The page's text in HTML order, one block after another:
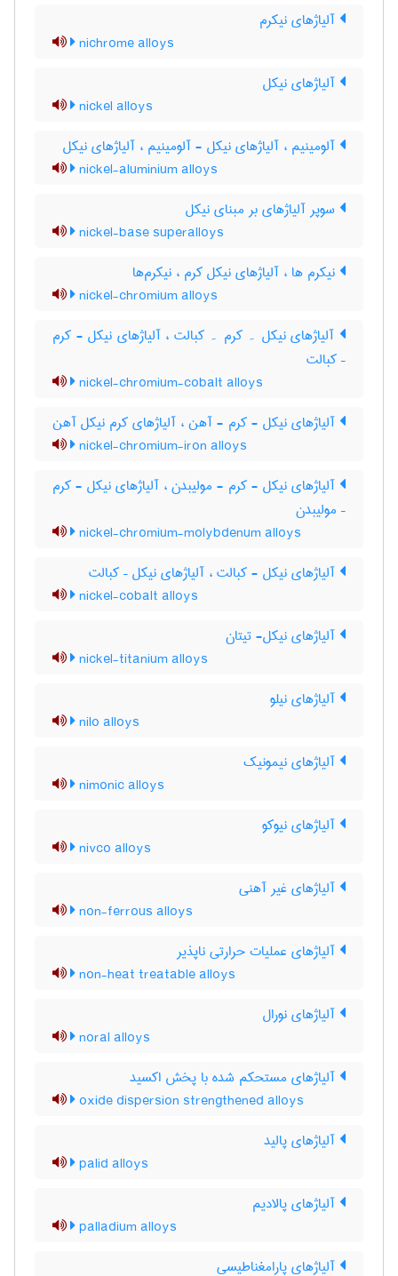
آلیاژهای نیکرم
nichrome alloys
آلیاژهای نیکل
nickel alloys
آلومینیم ، آلیاژهای نیکل - آلومینیم ، آلیاژهای نیکل
nickel-aluminium alloys
سوپر آلیاژهای بر مبنای نیکل
nickel-base superalloys
نیکرم ها ، آلیاژهای نیکل کرم ، نیکرم‌ها
nickel-chromium alloys
آلیاژهای نیکل ۔ کرم ۔ کبالت ، آلیاژهای نیکل - کرم
– کبالت
nickel-chromium-cobalt alloys
آلیاژهای نیکل - کرم - آهن ، آلیاژهای کرم نیکل آهن
nickel-chromium-iron alloys
آلیاژهای نیکل - کرم - مولیبدن ، آلیاژهای نیکل - کرم
– مولیبدن
nickel-chromium-molybdenum alloys
آلیاژهای نیکل - کبالت ، آلیاژهای نیکل – کبالت
nickel-cobalt alloys
آلیاژهای نیکل- تیتان
nickel-titanium alloys
آلیاژهای نیلو
nilo alloys
آلیاژهای نیمونیک
nimonic alloys
آلیاژهای نیوکو
nivco alloys
آلیاژهای غیر آهنی
non-ferrous alloys
آلیاژهای عملیات حرارتی ناپذیر
non-heat treatable alloys
آلیاژهای نورال
noral alloys
آلیاژهای مستحکم شده با پخش اکسید
oxide dispersion strengthened alloys
آلیاژهای پالید
palid alloys
آلیاژهای پالادیم
palladium alloys
آلیاژهای پارامغناطیسی